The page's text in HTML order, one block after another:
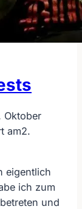
Oktober
am2.
eigentlich
ich zum
und